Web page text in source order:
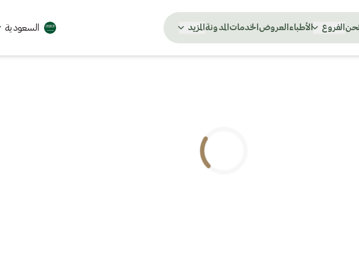
الفروع الأطباء العروض الخدمات المدونة المزيد السعودية